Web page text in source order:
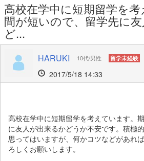
高校在学中に短期留学を
間が短いので、留学先に
ど...
HARUKI 10代/男性 留学未経験
2017/5/18 14:33
高校在学中に短期留学を考えています。
に友人が出来るかどうか不安です。積極
思ってはいますが、何かコツなどがあれ
ろしくお願いします。